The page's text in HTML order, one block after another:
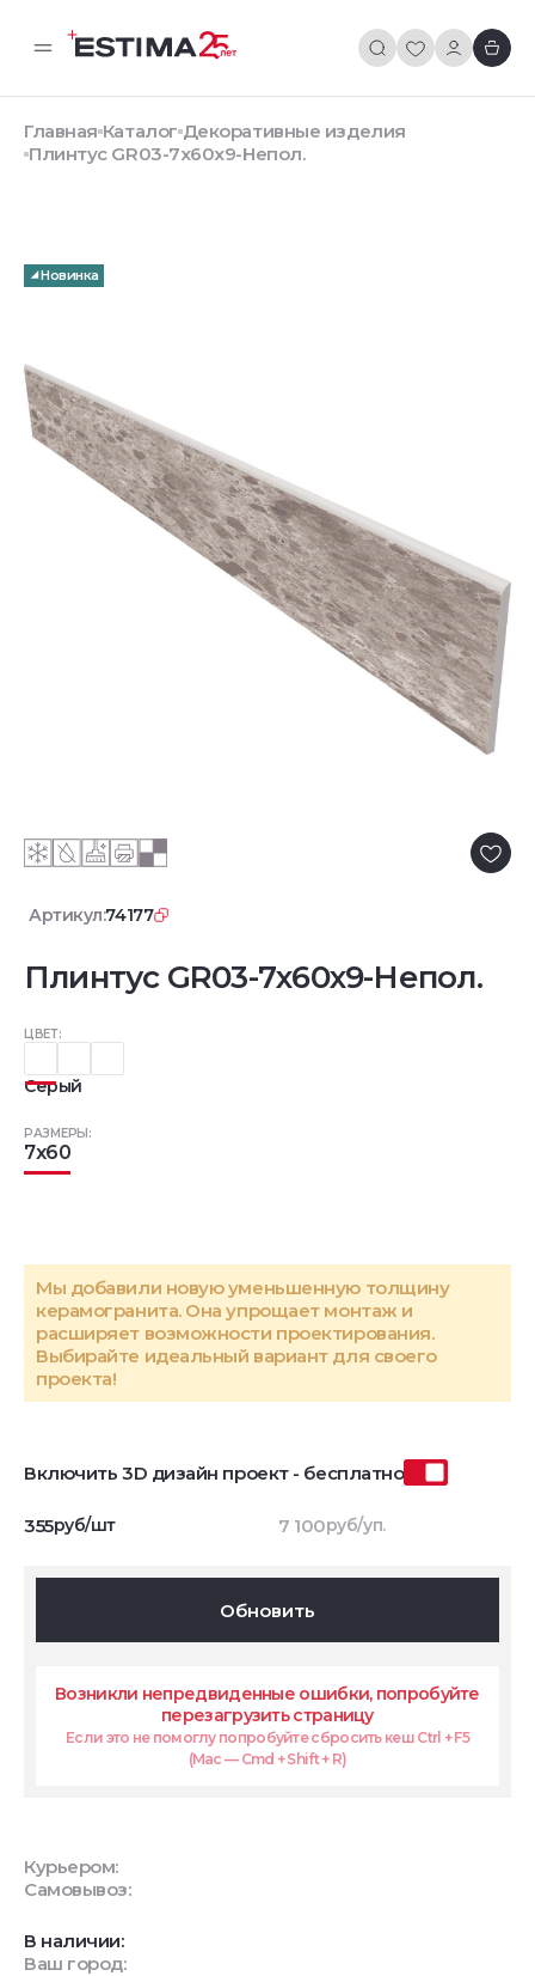
Главная Каталог Декоративные изделия
Плинтус GR03-7x60x9-Непол.
Новинка
Артикул:74177
Плинтус GR03-7x60x9-Непол.
ЦВЕТ:
Серый
РАЗМЕРЫ:
7x60
Мы добавили новую уменьшенную толщину
керамогранита. Она упрощает монтаж и
расширяет возможности проектирования.
Выбирайте идеальный вариант для своего
проекта!
Включить 3D дизайн проект - бесплатно
355руб/шт 7 100руб/уп.
Обновить
Возникли непредвиденные ошибки, попробуйте
перезагрузить страницу
Если это не помоглу попробуйте сбросить кеш Ctrl + F5
(Mac — Cmd + Shift + R)
Курьером:
Самовывоз:
В наличии:
Ваш город: